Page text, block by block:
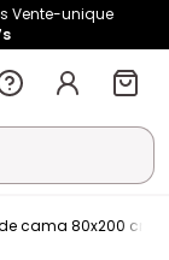
Vente-unique
cama 80x200 cm